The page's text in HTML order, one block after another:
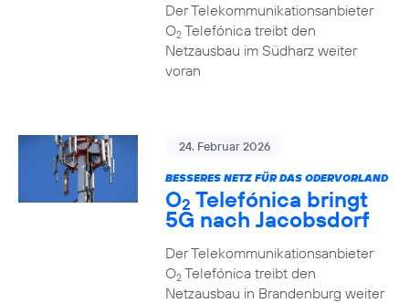
Der Telekommunikationsanbieter
O2Telefónica treibt den
Netzausbau im Südharz weiter
voran
24. Februar 2026
BESSERES NETZ FÜR DAS ODERVORLAND
O2 Telefónica bringt
5G nach Jacobsdorf
Der Telekommunikationsanbieter
O2Telefónica treibt den
Netzausbau in Brandenburg weiter